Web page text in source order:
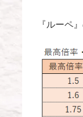
『ルーペ